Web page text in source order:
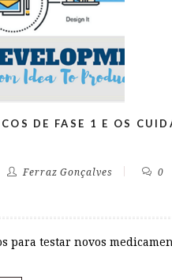
DE FASE 1 E OS
Ferraz Gonçalves 0
para testar novos